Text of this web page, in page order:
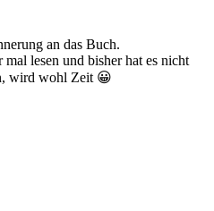
an das Buch.
lesen und bisher hat es nicht
wird wohl Zeit 😀